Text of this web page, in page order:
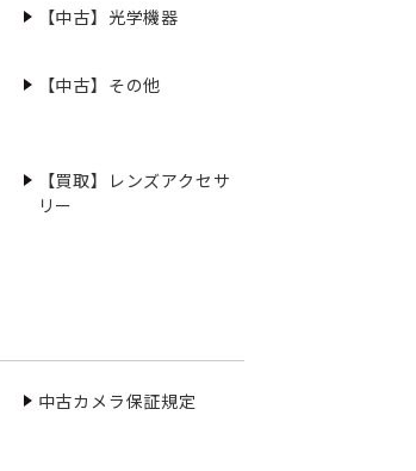
【中古】光学機器
【中古】その他
【買取】レンズアクセサ
リー
中古カメラ保証規定